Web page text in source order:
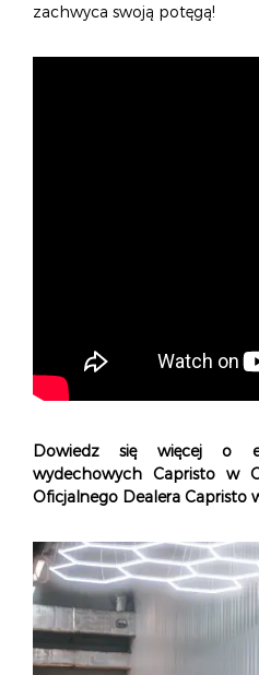
zachwyca swoją potęgą!
Dowiedz się więcej o
wydechowych Capristo w
Oficjalnego Dealera Capristo